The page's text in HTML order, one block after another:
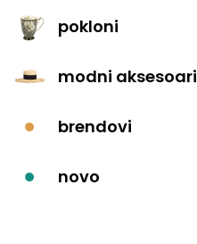
pokloni
modni aksesoari
brendovi
novo